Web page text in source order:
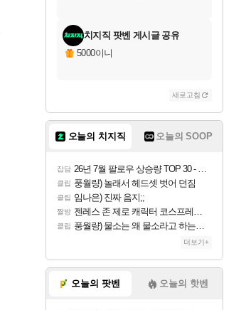
치지직 팟벤 게시글 공유
5000이니
새로고침
오늘의 치지직 오늘의 SOOP
잡담 26년 7월 팔로우 상승량 TOP 30 - 월간 치지직
클립 풍월량) 놀래서 헤드셋 벗어 던짐
클립 임나은) 진짜 음지;;
짤방 젠레스 존 제로 캐릭터 코스프레한 꽁주
클립 풍월량) 물소는 왜 물소라고 하는거야? 아! 그만 ㅋㅋ 알았어 ㅋㅋ
더보기+
오늘의 팟벤 오늘의 핫벤